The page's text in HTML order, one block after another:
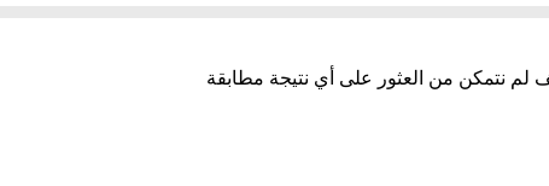
لم نتمكن من العثور على أي نتيجة مطابقة